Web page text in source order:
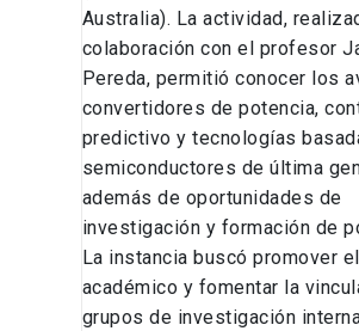
Australia). La actividad,
colaboración con el profesor
Pereda, permitió conocer los
convertidores de potencia,
predictivo y tecnologías
semiconductores de última
además de oportunidades de
investigación y formación de
La instancia buscó promover
académico y fomentar la
grupos de investigación